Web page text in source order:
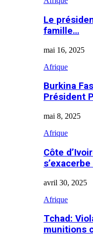
Le
famille…
mai 16, 2025
Afrique
Burkina
Président
mai 8, 2025
Afrique
Côte
avril 30, 2025
Afrique
Tchad:
munitions